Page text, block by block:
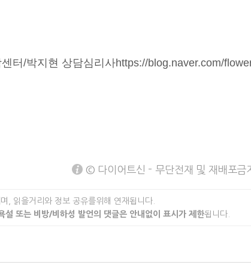
터/박지현 상담심리사https://blog.naver.com/
© 다이어트신 - 무단전재 및 재배포금
, 읽을거리와 정보 공유를위해 연재됩니다.
설 또는 비방/비하성 발언의 댓글은 안내없이 표시가 제한됩니다.